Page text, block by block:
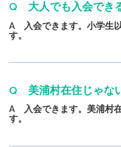
Q 大人でも入会でき
A 入会できます。小学生
す。
Q 美浦村在住じゃな
A 入会できます。美浦村
す。